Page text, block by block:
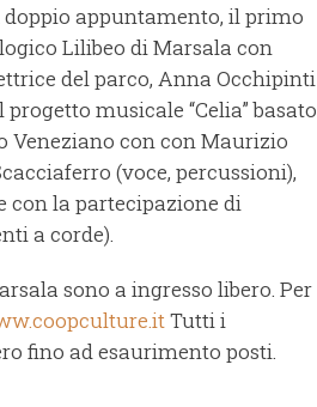
appuntamento, il primo
Lilibeo di Marsala con
del parco, Anna Occhipinti
musicale “Celia” basato
Veneziano con con Maurizio
(voce, percussioni),
con la partecipazione di
a corde).
sono a ingresso libero. Per
Tutti i
fino ad esaurimento posti.